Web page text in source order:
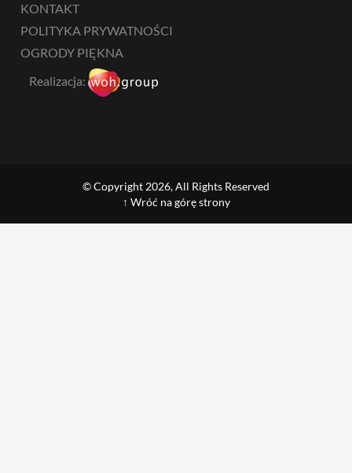
KONTAKT
POLITYKA PRYWATNOŚCI
OGRODY PIĘKNA
Realizacja:
© Copyright 2026, All Rights Reserved
↑ Wróć na górę strony